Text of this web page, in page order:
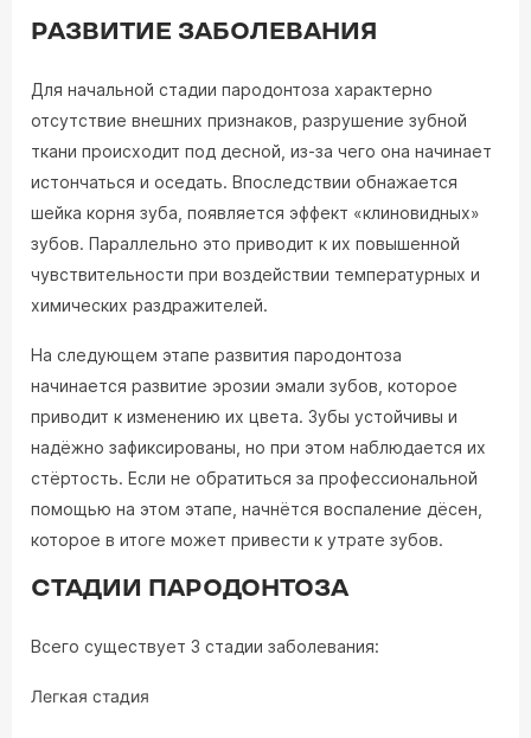
РАЗВИТИЕ ЗАБОЛЕВАНИЯ
Для начальной стадии пародонтоза характерно
отсутствие внешних признаков, разрушение зубной
ткани происходит под десной, из-за чего она начинает
истончаться и оседать. Впоследствии обнажается
шейка корня зуба, появляется эффект «клиновидных»
зубов. Параллельно это приводит к их повышенной
чувствительности при воздействии температурных и
химических раздражителей.
На следующем этапе развития пародонтоза
начинается развитие эрозии эмали зубов, которое
приводит к изменению их цвета. Зубы устойчивы и
надёжно зафиксированы, но при этом наблюдается их
стёртость. Если не обратиться за профессиональной
помощью на этом этапе, начнётся воспаление дёсен,
которое в итоге может привести к утрате зубов.
СТАДИИ ПАРОДОНТОЗА
Всего существует 3 стадии заболевания:
Легкая стадия